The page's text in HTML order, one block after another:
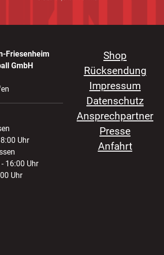
Friesenheim
GmbH
Uhr
16:00 Uhr
Uhr
Shop
Rücksendung
Impressum
Datenschutz
Ansprechpartner
Presse
Anfahrt